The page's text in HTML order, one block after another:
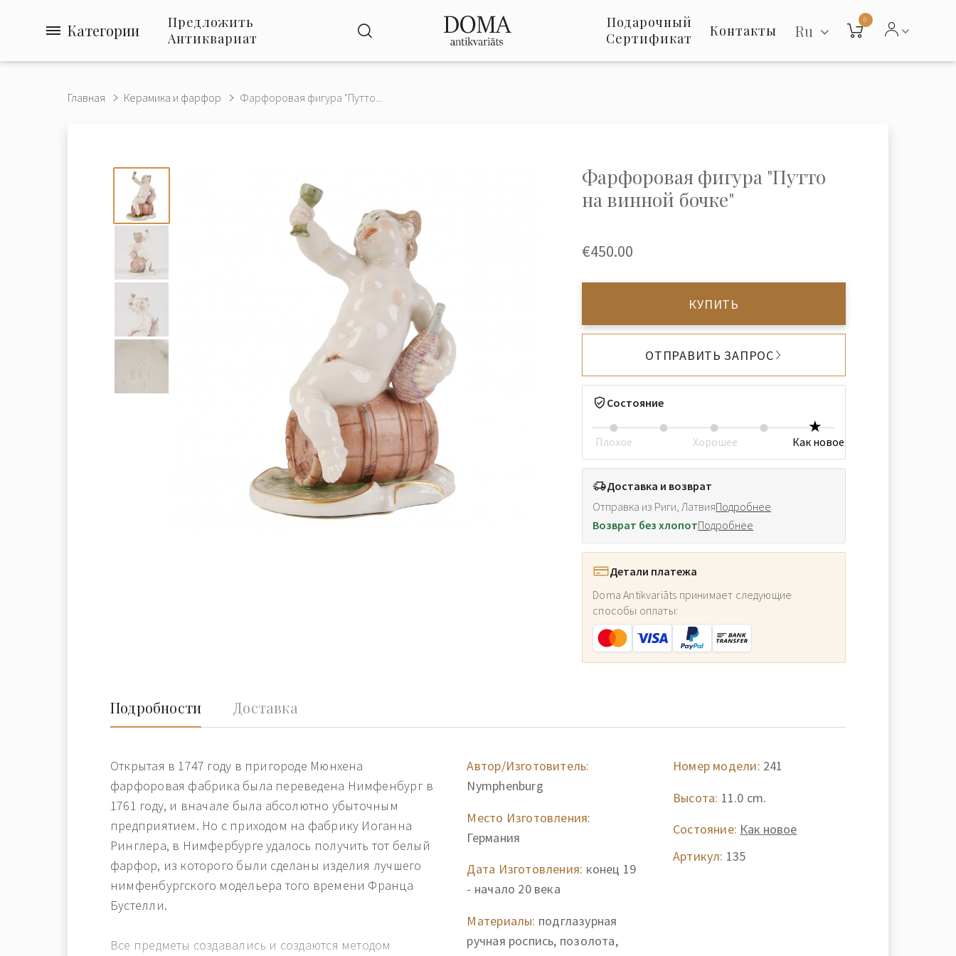
Категории
Предложить
Антиквариат
Подарочный
Сертификат
Контакты Ru
0
Главная Керамика и фарфор Фарфоровая фигура "Путто...
Фарфоровая фигура "Путто
на винной бочке"
€450.00
КУПИТЬ
ОТПРАВИТЬ ЗАПРОС
Состояние
Плохое Хорошее Как новое
Доставка и возврат
Отправка из Риги, ЛатвияПодробнее
Возврат без хлопотПодробнее
Детали платежа
Doma Antikvariāts принимает следующие
способы оплаты:
Подробности Доставка
Открытая в 1747 году в пригороде Мюнхена
фарфоровая фабрика была переведена Нимфенбург в
1761 году, и вначале была абсолютно убыточным
предприятием. Но с приходом на фабрику Иоганна
Ринглера, в Нимфербурге удалось получить тот белый
фарфор, из которого были сделаны изделия лучшего
нимфенбургского модельера того времени Франца
Бустелли.
Все предметы создавались и создаются методом
Автор/Изготовитель:
Nymphenburg
Место Изготовления:
Германия
Дата Изготовления: конец 19
- начало 20 века
Материалы: подглазурная
ручная роспись, позолота,
Номер модели: 241
Высота: 11.0 cm.
Состояние: Как новое
Артикул: 135